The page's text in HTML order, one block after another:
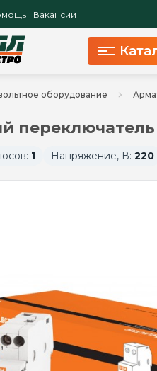
Вакансии
оборудование
1 Напряжение, В: 220